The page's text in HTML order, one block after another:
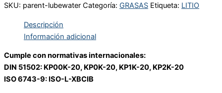
SKU: parent-lubewater Categoría: GRASAS Etiqueta: LITIO
Descripción
Información adicional
Cumple con normativas internacionales:
DIN 51502: KP00K-20, KP0K-20, KP1K-20, KP2K-20
ISO 6743-9: ISO-L-XBCIB